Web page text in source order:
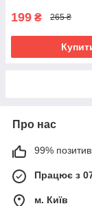
199 ₴ 265 ₴
Про нас
99%
Працює з
м. Київ